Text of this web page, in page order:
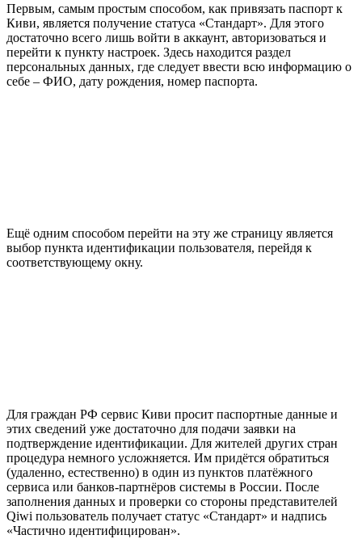
Первым, самым простым способом, как привязать паспорт к
Киви, является получение статуса «Стандарт». Для этого
достаточно всего лишь войти в аккаунт, авторизоваться и
перейти к пункту настроек. Здесь находится раздел
персональных данных, где следует ввести всю информацию о
себе – ФИО, дату рождения, номер паспорта.
Ещё одним способом перейти на эту же страницу является
выбор пункта идентификации пользователя, перейдя к
соответствующему окну.
Для граждан РФ сервис Киви просит паспортные данные и
этих сведений уже достаточно для подачи заявки на
подтверждение идентификации. Для жителей других стран
процедура немного усложняется. Им придётся обратиться
(удаленно, естественно) в один из пунктов платёжного
сервиса или банков-партнёров системы в России. После
заполнения данных и проверки со стороны представителей
Qiwi пользователь получает статус «Стандарт» и надпись
«Частично идентифицирован».